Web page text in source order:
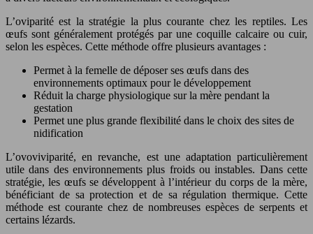
L’oviparité est la stratégie la plus courante chez les reptiles. Les
œufs sont généralement protégés par une coquille calcaire ou cuir,
selon les espèces. Cette méthode offre plusieurs avantages :
Permet à la femelle de déposer ses œufs dans des
environnements optimaux pour le développement
Réduit la charge physiologique sur la mère pendant la
gestation
Permet une plus grande flexibilité dans le choix des sites de
nidification
L’ovoviviparité, en revanche, est une adaptation particulièrement
utile dans des environnements plus froids ou instables. Dans cette
stratégie, les œufs se développent à l’intérieur du corps de la mère,
bénéficiant de sa protection et de sa régulation thermique. Cette
méthode est courante chez de nombreuses espèces de serpents et
certains lézards.